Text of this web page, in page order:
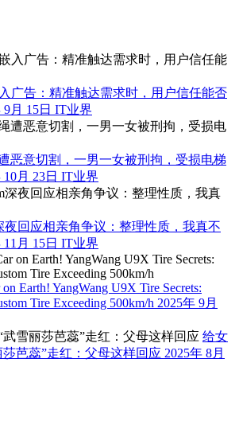
广告：精准触达需求时，用户信任能否
9月 15日 IT业界
恶意切割，一男一女被刑拘，受损电梯
10月 23日 IT业界
夜回应相亲角争议：整理性质，我真不
11月 15日 IT业界
on Earth! YangWang U9X Tire Secrets:
Tire Exceeding 500km/h 2025年 9月
给女
莎芭蕊”走红：父母这样回应 2025年 8月